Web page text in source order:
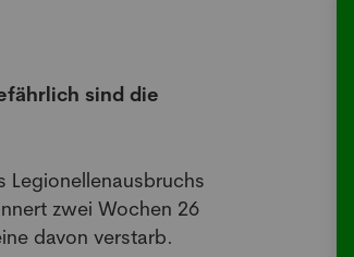
sind die
Legionellenausbruchs
zwei Wochen 26
davon verstarb.